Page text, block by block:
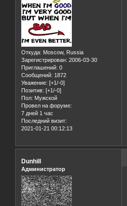
Откуда: Moscow, Russia
Зарегистрирован: 2006-03-30
Приглашений: 0
Сообщений: 1872
Уважение: [+1/-0]
Позитив: [+1/-0]
Пол: Мужской
Провел на форуме:
7 дней 1 час
Последний визит:
2021-01-21 00:12:13
Dunhill
Администратор